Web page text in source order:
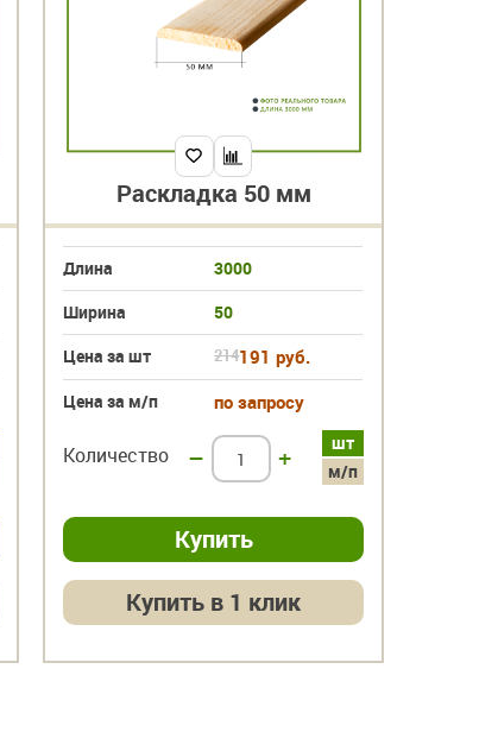
Раскладка 50 мм
Длина
3000
Ширина
50
Цена за шт
214191 руб.
Цена за м/п по запросу
шт
м/п
Количество – +
Купить в 1 клик